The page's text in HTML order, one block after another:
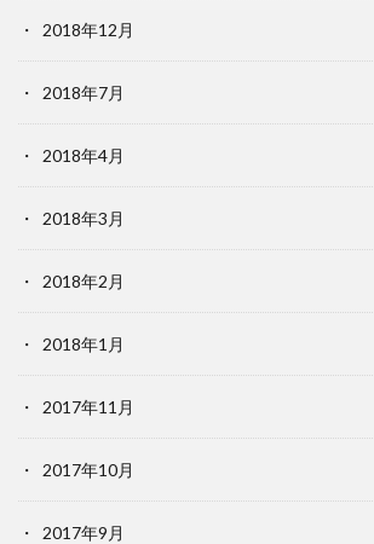
2018年12月
2018年7月
2018年4月
2018年3月
2018年2月
2018年1月
2017年11月
2017年10月
2017年9月